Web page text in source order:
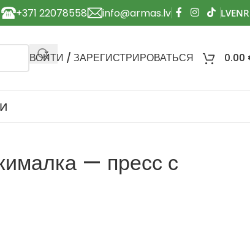
+371 22078558 info@armas.lv
ВОЙТИ / ЗАРЕГИСТРИРОВАТЬСЯ 0.00
— пресс с